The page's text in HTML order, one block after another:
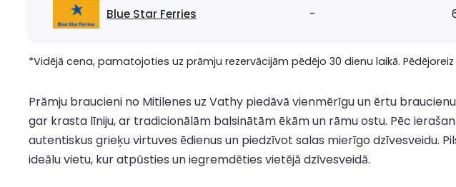
Blue Star Ferries -
*Vidējā cena, pamatojoties uz prāmju rezervācijām pēdējo 30 dienu laikā.
Prāmju braucieni no Mitilenes uz Vathy piedāvā vienmērīgu un ērtu
gar krasta līniju, ar tradicionālām balsinātām ēkām un rāmu ostu. Pēc
autentiskus grieķu virtuves ēdienus un piedzīvot salas mierīgo dzīvesveidu.
ideālu vietu, kur atpūsties un iegremdēties vietējā dzīvesveidā.